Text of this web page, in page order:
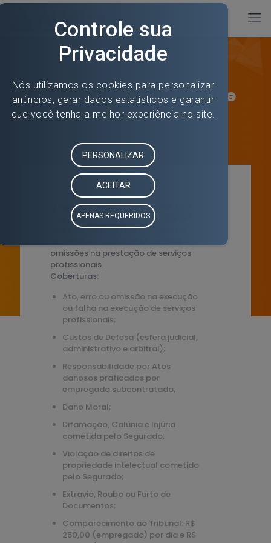
Seguro Responsabilidade
Civil Profissional ACATE
O Seguro de Responsabilidade Civil
Profissional – E&O tem por objetivo
indenizar os prejuízos causados a
omissões na prestação de serviços
profissionais.
Coberturas:
Ato, erro ou omissão na execução
ou falha na execução de serviços
profissionais;
Custos de Defesa (esfera judicial,
administrativo e arbitral);
Responsabilidade por Atos
danosos praticados por
empregado subcontratado;
Dano Moral;
Difamação, Calúnia e Injúria
cometida pelo Segurado;
Violação de direitos de
propriedade intelectual cometido
pelo Segurado;
Extravio, Roubo ou Furto de
Documentos;
Comparecimento ao Tribunal: R$
250,00 (empregado) por dia e R$